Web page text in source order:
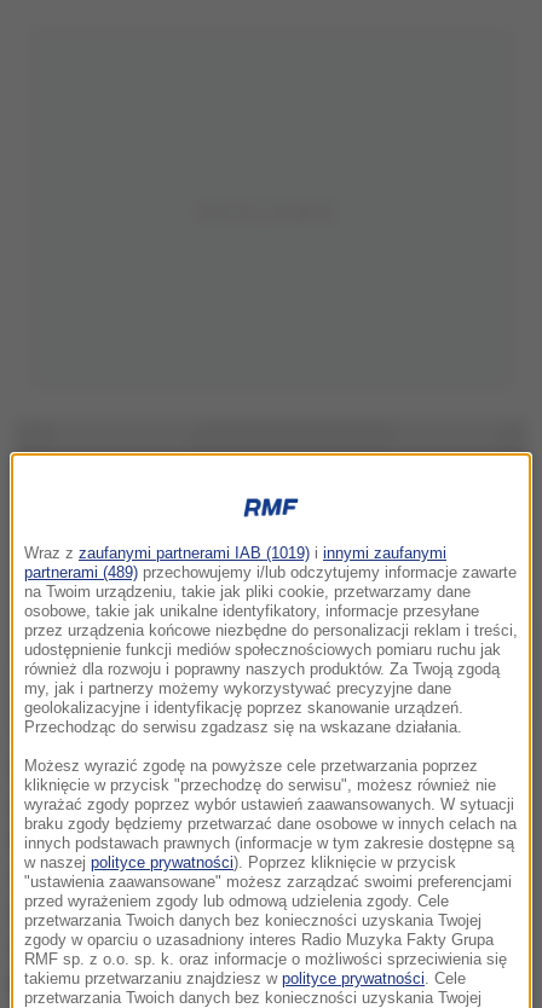
Wypowiadając się na wystawie lotniczej w Berlinie
generał Ludwig Leinhos wyraził oczekiwanie, że na
lipcowym szczycie w Warszawie wszyscy
członkowie NATO zgodzą się na rozwiązanie,
uznające cyberprzestrzeń za operacyjną sferę
działań wojennych - obok powietrza, morza, lądu i
przestrzeni kosmicznej.
Wraz z zaufanymi partnerami IAB (1019) i innymi zaufanymi
partnerami (489) przechowujemy i/lub odczytujemy informacje zawarte
na Twoim urządzeniu, takie jak pliki cookie, przetwarzamy dane
osobowe, takie jak unikalne identyfikatory, informacje przesyłane
przez urządzenia końcowe niezbędne do personalizacji reklam i treści,
udostępnienie funkcji mediów społecznościowych pomiaru ruchu jak
również dla rozwoju i poprawny naszych produktów. Za Twoją zgodą
my, jak i partnerzy możemy wykorzystywać precyzyjne dane
geolokalizacyjne i identyfikację poprzez skanowanie urządzeń.
Przechodząc do serwisu zgadzasz się na wskazane działania.
Możesz wyrazić zgodę na powyższe cele przetwarzania poprzez
kliknięcie w przycisk "przechodzę do serwisu", możesz również nie
wyrażać zgody poprzez wybór ustawień zaawansowanych. W sytuacji
braku zgody będziemy przetwarzać dane osobowe w innych celach na
innych podstawach prawnych (informacje w tym zakresie dostępne są
w naszej polityce prywatności). Poprzez kliknięcie w przycisk
"ustawienia zaawansowane" możesz zarządzać swoimi preferencjami
przed wyrażeniem zgody lub odmową udzielenia zgody. Cele
przetwarzania Twoich danych bez konieczności uzyskania Twojej
zgody w oparciu o uzasadniony interes Radio Muzyka Fakty Grupa
RMF sp. z o.o. sp. k. oraz informacje o możliwości sprzeciwienia się
takiemu przetwarzaniu znajdziesz w polityce prywatności. Cele
przetwarzania Twoich danych bez konieczności uzyskania Twojej